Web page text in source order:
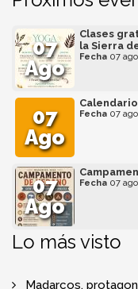
07
Ago
Clases
la Sierra
Fecha 07
07
Ago
Fecha 07
07
Ago
Fecha 07
Lo más visto
Madarcos,